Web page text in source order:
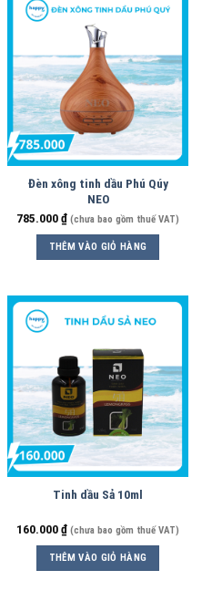
Đèn xông tinh dầu Phú Qúy
NEO
785.000₫ (chưa bao gồm thuế VAT)
THÊM VÀO GIỎ HÀNG
Tinh dầu Sả 10ml
160.000₫ (chưa bao gồm thuế VAT)
THÊM VÀO GIỎ HÀNG